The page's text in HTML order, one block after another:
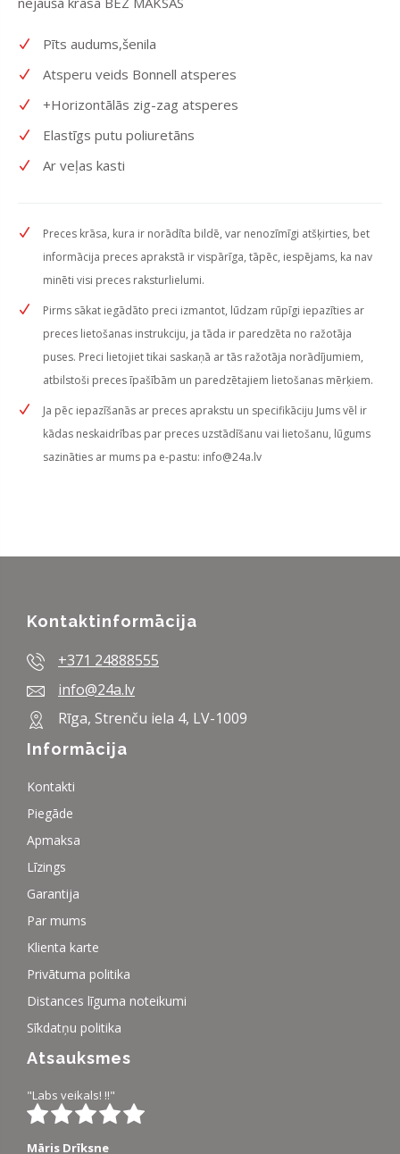
Pīts audums,šenila
Atsperu veids Bonnell atsperes
+Horizontālās zig-zag atsperes
Elastīgs putu poliuretāns
Ar veļas kasti
Preces krāsa, kura ir norādīta bildē, var nenozīmīgi atšķirties, bet
informācija preces aprakstā ir vispārīga, tāpēc, iespējams, ka nav
minēti visi preces raksturlielumi.
Pirms sākat iegādāto preci izmantot, lūdzam rūpīgi iepazīties ar
preces lietošanas instrukciju, ja tāda ir paredzēta no ražotāja
puses. Preci lietojiet tikai saskaņā ar tās ražotāja norādījumiem,
atbilstoši preces īpašībām un paredzētajiem lietošanas mērķiem.
Ja pēc iepazīšanās ar preces aprakstu un specifikāciju Jums vēl ir
kādas neskaidrības par preces uzstādīšanu vai lietošanu, lūgums
sazināties ar mums pa e-pastu: info@24a.lv
Kontaktinformācija
+371 24888555
info@24a.lv
Rīga, Strenču iela 4, LV-1009
Informācija
Kontakti
Piegāde
Apmaksa
Līzings
Garantija
Par mums
Klienta karte
Privātuma politika
Distances līguma noteikumi
Sīkdatņu politika
Atsauksmes
"Labs veikals! !!"
Māris Drīksne